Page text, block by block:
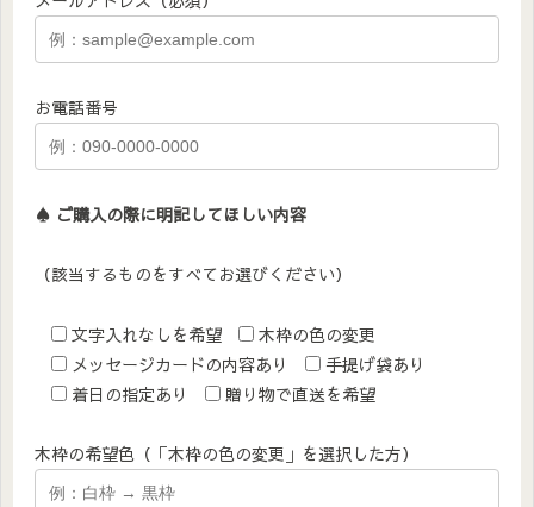
お電話番号
♠︎ ご購入の際に明記してほしい内容
（該当するものをすべてお選びください）
文字入れなしを希望
木枠の色の変更
メッセージカードの内容あり
手提げ袋あり
着日の指定あり
贈り物で直送を希望
木枠の希望色（「木枠の色の変更」を選択した方）